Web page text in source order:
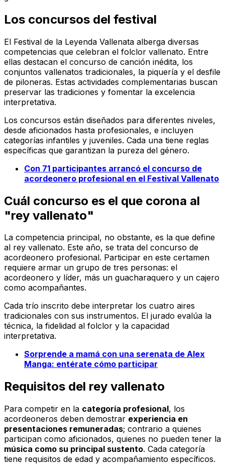
Los concursos del festival
El Festival de la Leyenda Vallenata alberga diversas
competencias que celebran el folclor vallenato. Entre
ellas destacan el concurso de canción inédita, los
conjuntos vallenatos tradicionales, la piquería y el desfile
de piloneras. Estas actividades complementarias buscan
preservar las tradiciones y fomentar la excelencia
interpretativa.
Los concursos están diseñados para diferentes niveles,
desde aficionados hasta profesionales, e incluyen
categorías infantiles y juveniles. Cada una tiene reglas
específicas que garantizan la pureza del género.
Con 71 participantes arrancó el concurso de
acordeonero profesional en el Festival Vallenato
Cuál concurso es el que corona al
"rey vallenato"
La competencia principal, no obstante, es la que define
al rey vallenato. Este año, se trata del concurso de
acordeonero profesional. Participar en este certamen
requiere armar un grupo de tres personas: el
acordeonero y líder, más un guacharaquero y un cajero
como acompañantes.
Cada trío inscrito debe interpretar los cuatro aires
tradicionales con sus instrumentos. El jurado evalúa la
técnica, la fidelidad al folclor y la capacidad
interpretativa.
Sorprende a mamá con una serenata de Alex
Manga: entérate cómo participar
Requisitos del rey vallenato
Para competir en la categoría profesional, los
acordeoneros deben demostrar experiencia en
presentaciones remuneradas; contrario a quienes
participan como aficionados, quienes no pueden tener la
música como su principal sustento. Cada categoría
tiene requisitos de edad y acompañamiento específicos.